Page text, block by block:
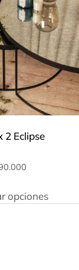
2 Eclipse
opciones